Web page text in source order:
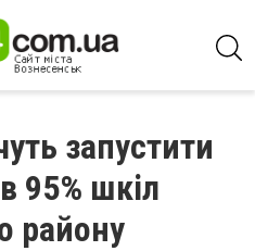
запустити
95% шкіл
району